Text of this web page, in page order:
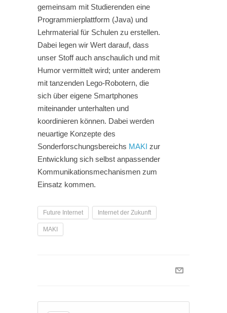
gemeinsam mit Studierenden eine
Programmierplattform (Java) und
Lehrmaterial für Schulen zu erstellen.
Dabei legen wir Wert darauf, dass
unser Stoff auch anschaulich und mit
Humor vermittelt wird; unter anderem
mit tanzenden Lego-Robotern, die
sich über eigene Smartphones
miteinander unterhalten und
koordinieren können. Dabei werden
neuartige Konzepte des
Sonderforschungsbereichs MAKI zur
Entwicklung sich selbst anpassender
Kommunikationsmechanismen zum
Einsatz kommen.
Future Internet Internet der Zukunft
MAKI